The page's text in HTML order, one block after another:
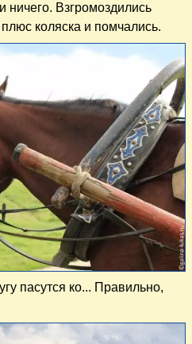
Взгромоздились
коляска и помчались.
пасутся ко... Правильно,